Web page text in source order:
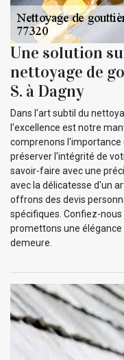
Une solution
nettoyage de
S. à Dagny
Dans l'art subtil du
l'excellence est notre
comprenons l'importance
préserver l'intégrité de
savoir-faire avec une
avec la délicatesse d'un
offrons des devis
spécifiques. Confiez-
promettons une
demeure.